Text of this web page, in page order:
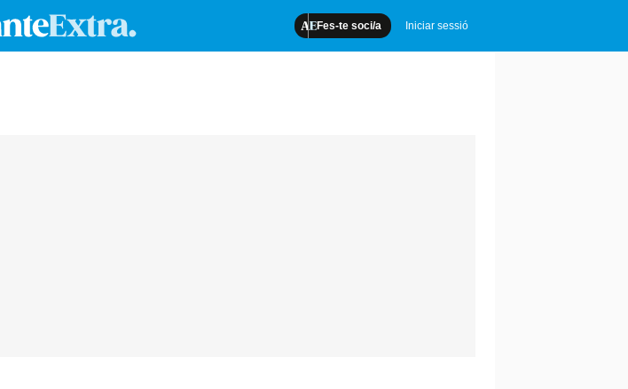
Fes-te soci/a Iniciar sessió